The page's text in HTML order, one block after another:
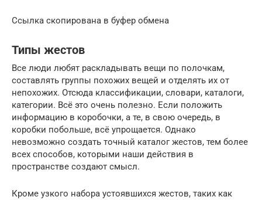
Ссылка скопирована в буфер обмена
Типы жестов
Все люди любят раскладывать вещи по полочкам,
составлять группы похожих вещей и отделять их от
непохожих. Отсюда классификации, словари, каталоги,
категории. Всё это очень полезно. Если положить
информацию в коробочки, а те, в свою очередь, в
коробки побольше, всё упрощается. Однако
невозможно создать точный каталог жестов, тем более
всех способов, которыми наши действия в
пространстве создают смысл.
Кроме узкого набора устоявшихся жестов, таких как